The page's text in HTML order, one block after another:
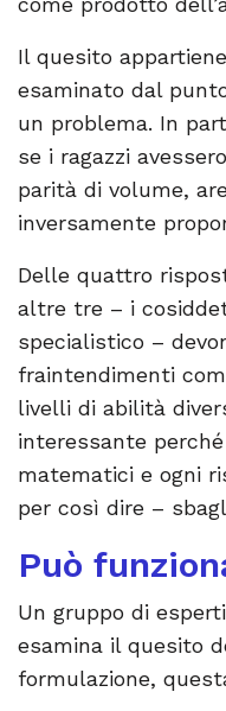
Il quesito
esaminato dal
un problema. In
se i ragazzi
parità di volume,
inversamente
Delle quattro
altre tre – i
specialistico –
fraintendimenti
livelli di abilità
interessante
matematici e ogni
per così dire –
Può
Un gruppo di
esamina il quesito
formulazione,